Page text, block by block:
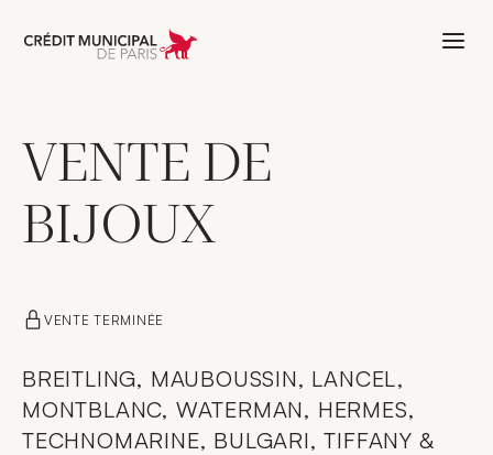
Aller à l'accueil de Crédit Municipal
VENTE DE
BIJOUX
VENTE TERMINÉE
BREITLING, MAUBOUSSIN, LANCEL,
MONTBLANC, WATERMAN, HERMES,
TECHNOMARINE, BULGARI, TIFFANY &